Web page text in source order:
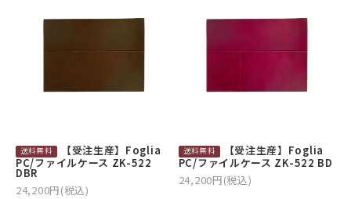
【受注生産】Foglia
PC/ファイルケース ZK-522
DBR
24,200円(税込)
【受注生産】Foglia
PC/ファイルケース ZK-522 BD
24,200円(税込)